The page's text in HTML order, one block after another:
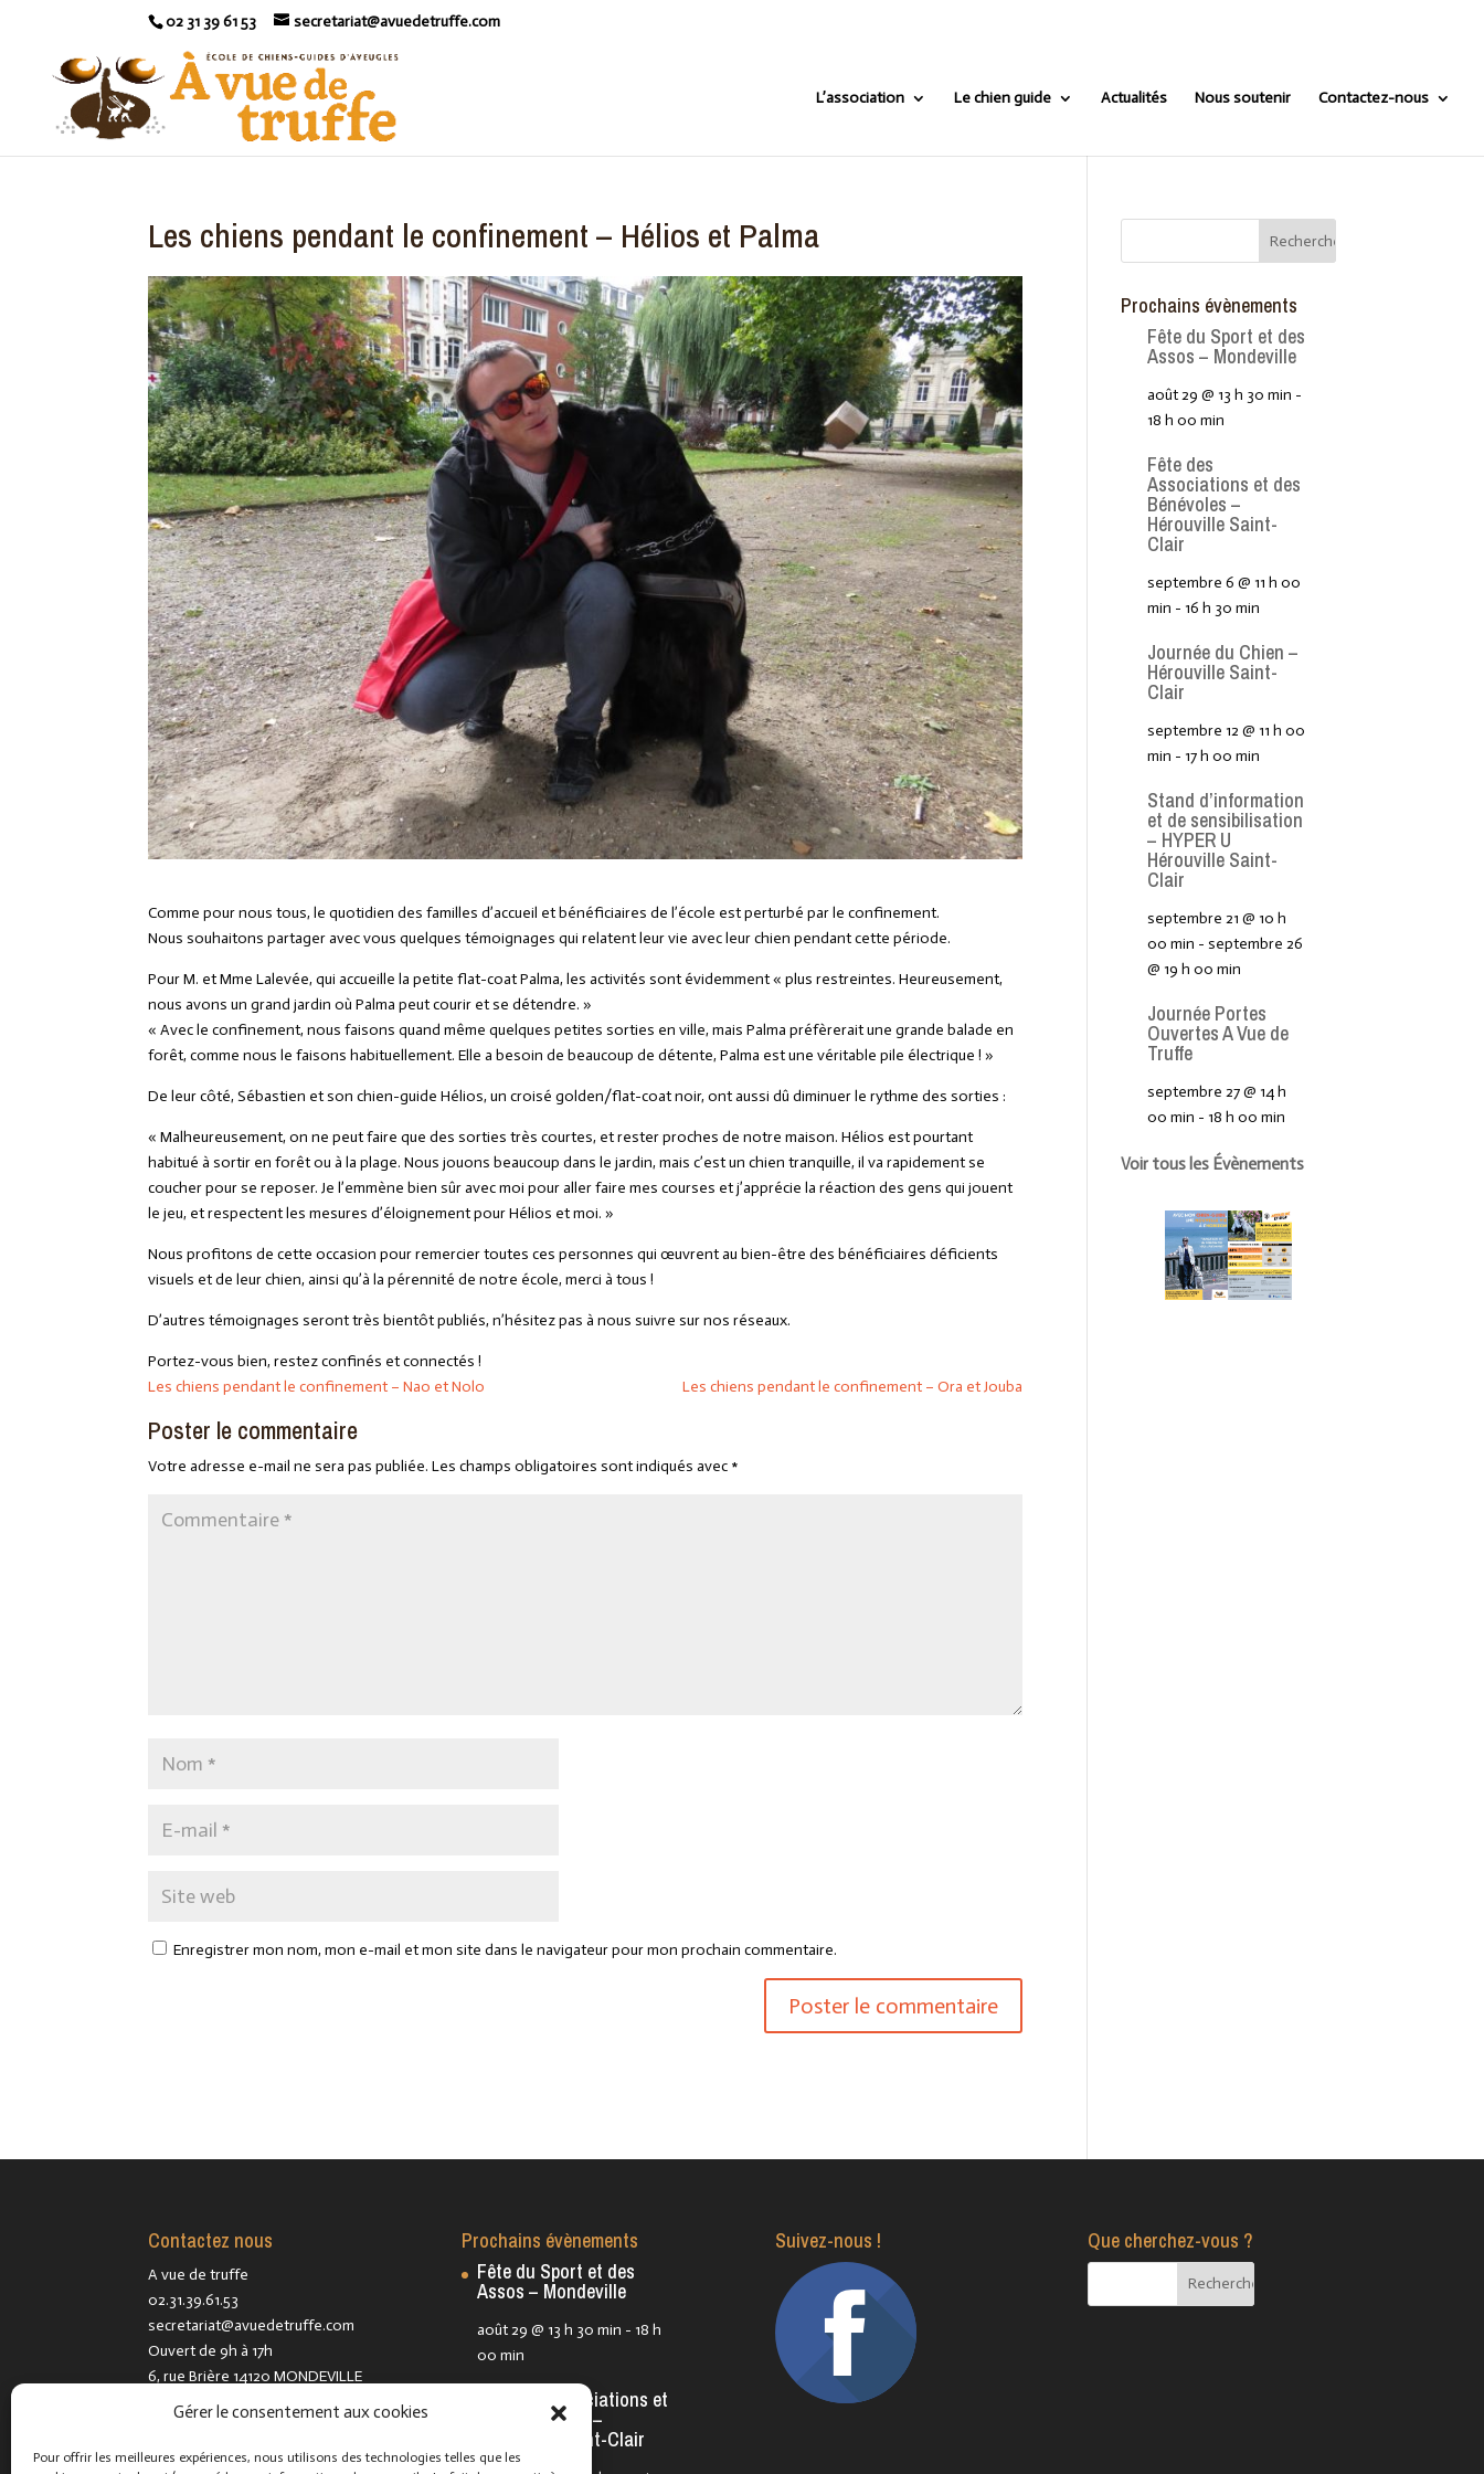
Gérer le consentement aux cookies
Pour offrir les meilleures expériences, nous utilisons des technologies telles que les
02 31 39 61 53 secretariat@avuedetruffe.com
L’association Le chien guide Actualités Nous soutenir Contactez-nous
Les chiens pendant le confinement – Hélios et Palma
Comme pour nous tous, le quotidien des familles d’accueil et bénéficiaires de l’école est perturbé par le confinement.
Nous souhaitons partager avec vous quelques témoignages qui relatent leur vie avec leur chien pendant cette période.
Pour M. et Mme Lalevée, qui accueille la petite flat-coat Palma, les activités sont évidemment « plus restreintes. Heureusement,
nous avons un grand jardin où Palma peut courir et se détendre. »
« Avec le confinement, nous faisons quand même quelques petites sorties en ville, mais Palma préfèrerait une grande balade en
forêt, comme nous le faisons habituellement. Elle a besoin de beaucoup de détente, Palma est une véritable pile électrique ! »
De leur côté, Sébastien et son chien-guide Hélios, un croisé golden/flat-coat noir, ont aussi dû diminuer le rythme des sorties :
« Malheureusement, on ne peut faire que des sorties très courtes, et rester proches de notre maison. Hélios est pourtant
habitué à sortir en forêt ou à la plage. Nous jouons beaucoup dans le jardin, mais c’est un chien tranquille, il va rapidement se
coucher pour se reposer. Je l’emmène bien sûr avec moi pour aller faire mes courses et j’apprécie la réaction des gens qui jouent
le jeu, et respectent les mesures d’éloignement pour Hélios et moi. »
Nous profitons de cette occasion pour remercier toutes ces personnes qui œuvrent au bien-être des bénéficiaires déficients
visuels et de leur chien, ainsi qu’à la pérennité de notre école, merci à tous !
D’autres témoignages seront très bientôt publiés, n’hésitez pas à nous suivre sur nos réseaux.
Portez-vous bien, restez confinés et connectés !
Les chiens pendant le confinement – Nao et Nolo
Les chiens pendant le confinement – Ora et Jouba
Poster le commentaire
Votre adresse e-mail ne sera pas publiée. Les champs obligatoires sont indiqués avec *
Enregistrer mon nom, mon e-mail et mon site dans le navigateur pour mon prochain commentaire.
Prochains évènements
Fête du Sport et des
Assos – Mondeville
août 29 @ 13 h 30 min -
18 h 00 min
Fête des
Associations et des
Bénévoles –
Hérouville Saint-
Clair
septembre 6 @ 11 h 00
min - 16 h 30 min
Journée du Chien –
Hérouville Saint-
Clair
septembre 12 @ 11 h 00
min - 17 h 00 min
Stand d’information
et de sensibilisation
– HYPER U
Hérouville Saint-
Clair
septembre 21 @ 10 h
00 min -septembre 26
@ 19 h 00 min
Journée Portes
Ouvertes A Vue de
Truffe
septembre 27 @ 14 h
00 min - 18 h 00 min
Voir tous les Évènements
Contactez nous
A vue de truffe
02.31.39.61.53
secretariat@avuedetruffe.com
Ouvert de 9h à 17h
6, rue Brière 14120 MONDEVILLE
(éducation)
MONDEVILLE
Prochains évènements
Fête du Sport et des
Assos – Mondeville
août 29 @ 13 h 30 min - 18 h
00 min
Fête des Associations et
des Bénévoles –
Hérouville Saint-Clair
Suivez-nous ! Que cherchez-vous ?